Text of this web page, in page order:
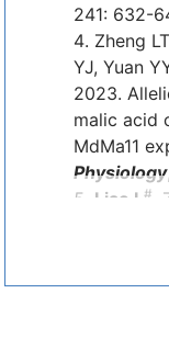
241: 632-
Zheng LT
YJ, Yuan
2023.
malic acid
MdMa11
Physiology
Liao L #
Wang XF,